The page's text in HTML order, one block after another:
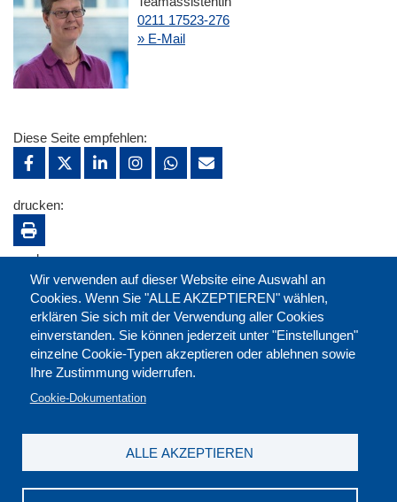
0211 17523-276
» E-Mail
Wir verwenden auf dieser Website eine Auswahl an
Cookies. Wenn Sie "ALLE AKZEPTIEREN" wählen,
erklären Sie sich mit der Verwendung aller Cookies
einverstanden. Sie können jederzeit unter "Einstellungen"
einzelne Cookie-Typen akzeptieren oder ablehnen sowie
Ihre Zustimmung widerrufen.
Cookie-Dokumentation
ALLE AKZEPTIEREN
Diese Seite empfehlen:
drucken:
merken: